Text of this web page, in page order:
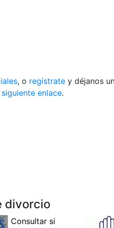
, o regístrate y déjanos
enlace.
divorcio